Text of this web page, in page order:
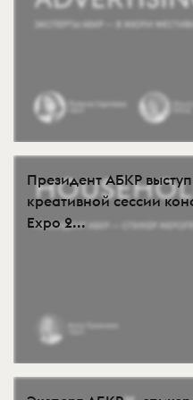
Президент АБКР
креативной сессии
Expo 2...